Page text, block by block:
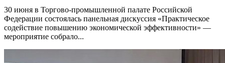
30 июня в Торгово-промышленной палате Российской
Федерации состоялась панельная дискуссия «Практическое
содействие повышению экономической эффективности» —
мероприятие собрало...